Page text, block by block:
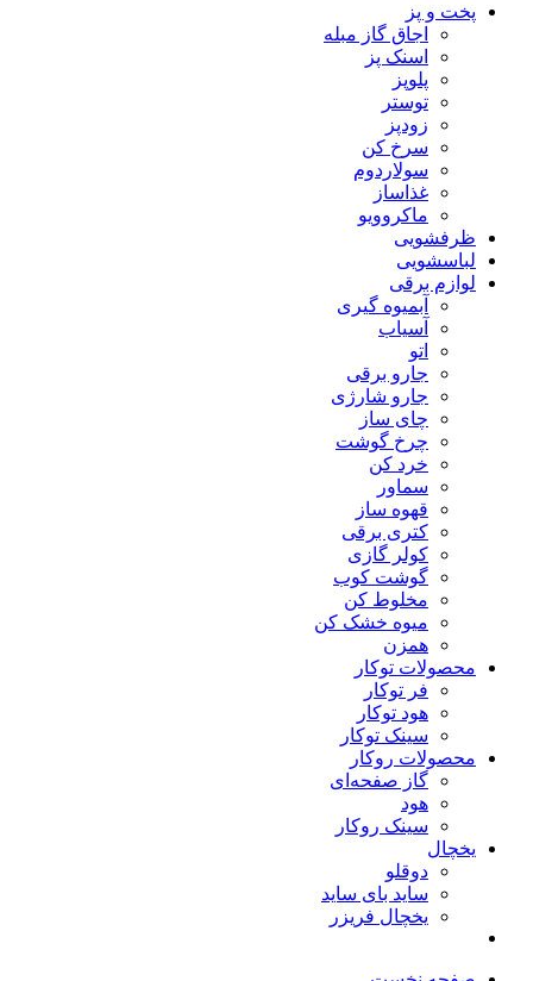
پخت و پز
اجاق گاز مبله
اسنک پز
پلوپز
توستر
زودپز
سرخ کن
سولاردوم
غذاساز
ماکروویو
ظرفشویی
لباسشویی
لوازم برقی
آبمیوه گیری
آسیاب
اتو
جارو برقی
جارو شارژی
چای ساز
چرخ گوشت
خرد کن
سماور
قهوه ساز
کتری برقی
کولر گازی
گوشت کوب
مخلوط کن
میوه خشک کن
همزن
محصولات توکار
فر توکار
هود توکار
سینک توکار
محصولات روکار
گاز صفحه‌ای
هود
سینک روکار
یخچال
دوقلو
ساید بای ساید
یخچال فریزر